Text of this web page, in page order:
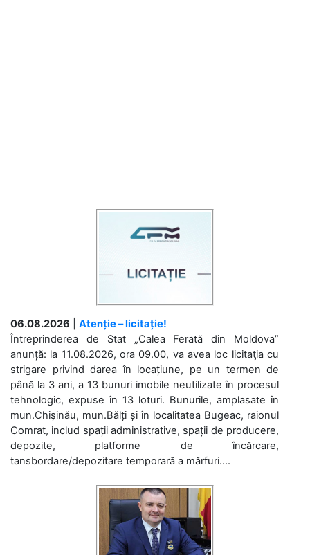
06.08.2026
Atenție – licitație!
Întreprinderea de Stat „Calea Ferată din Moldova”
anunță: la 11.08.2026, ora 09.00, va avea loc licitaţia cu
strigare privind darea în locațiune, pe un termen de
până la 3 ani, a 13 bunuri imobile neutilizate în procesul
tehnologic, expuse în 13 loturi. Bunurile, amplasate în
mun.Chișinău, mun.Bălți și în localitatea Bugeac, raionul
Comrat, includ spații administrative, spații de producere,
depozite, platforme de încărcare,
tansbordare/depozitare temporară a mărfuri....